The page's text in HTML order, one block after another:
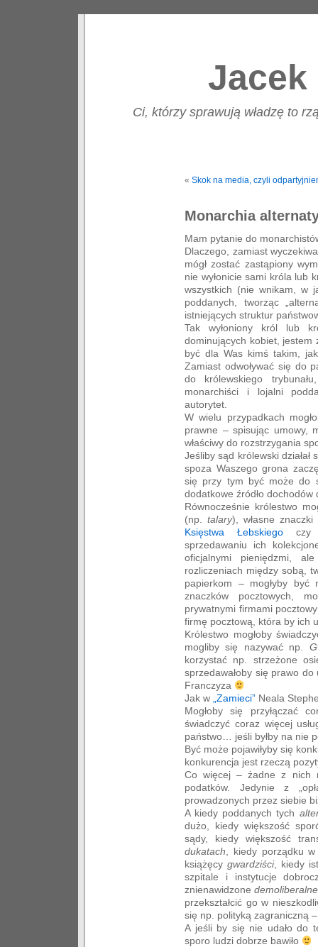
Ci, którzy sprawują władzę to
« Skok na media, czyli
Monarchia
Mam pytanie do
Dlaczego, zamiast
mógł zostać zastąpiony
nie wyłonicie sami króla lub
wszystkich (nie wnikam, w
poddanych, tworząc
istniejących struktur
Tak wyłoniony król lub
dominujących kobiet,
być dla Was kimś takim,
Zamiast odwoływać się do
do królewskiego
monarchiści i lojalni
autorytet.
W wielu przypadkach
prawne – spisując umowy,
właściwy do rozstrzygania
Jeśliby sąd królewski
spoza Waszego grona
się przy tym być może do
dodatkowe źródło dochodów
Równocześnie królestwo
(np. talary), własne
Księstwa Łebskiego
sprzedawaniu ich
oficjalnymi pieniędzmi,
rozliczeniach między sobą,
papierkom – mogłyby
znaczków pocztowych,
prywatnymi firmami
firmę pocztową, która by ich
Królestwo mogłoby
mogliby się nazywać np.
korzystać np. strzeżone
sprzedawałoby się prawo
Franczyza
Jak w „Zamieci” Neala
Mogłoby się przyłączać
świadczyć coraz więcej
państwo… jeśli byłby na nie
Być może pojawiłyby się
konkurencja jest rzeczą
Co więcej – żadne z nich
podatków. Jedynie z
prowadzonych przez siebie
A kiedy poddanych tych
dużo, kiedy większość
sądy, kiedy większość
dukatach , kiedy porządku
książęcy gwardziści, kiedy
szpitale i instytucje
znienawidzonedemoliberalne
przekształcić go w
się np. polityką zagraniczną
A jeśli by się nie udało do
sporo ludzi dobrze bawiło